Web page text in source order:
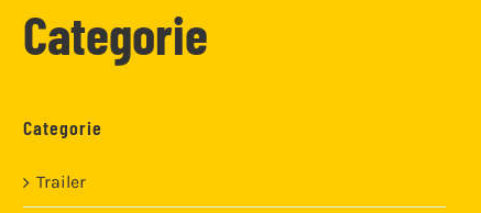
Categorie
Categorie
Trailer